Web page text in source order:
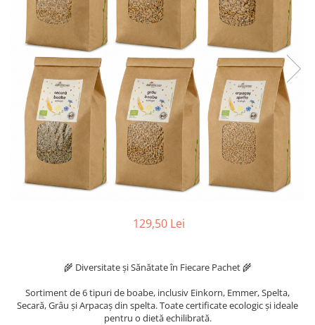
129,50 Lei
🌾 Diversitate și Sănătate în Fiecare Pachet 🌾
Sortiment de 6 tipuri de boabe, inclusiv Einkorn, Emmer, Spelta,
Secară, Grâu și Arpacaș din spelta. Toate certificate ecologic și ideale
pentru o dietă echilibrată.